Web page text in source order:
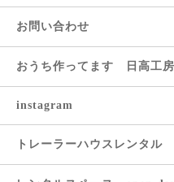
お問い合わせ
おうち作ってます 日高工房
instagram
トレーラーハウスレンタル